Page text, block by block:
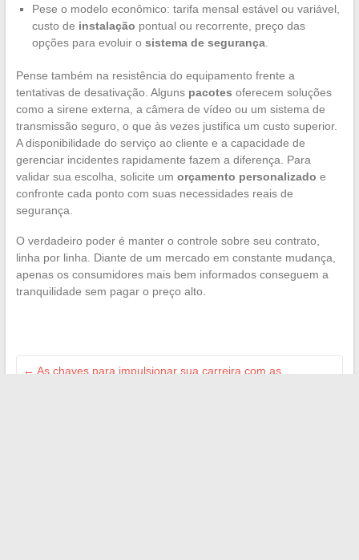
Pese o modelo econômico: tarifa mensal estável ou variável,
custo de instalação pontual ou recorrente, preço das
opções para evoluir o sistema de segurança.
Pense também na resistência do equipamento frente a
tentativas de desativação. Alguns pacotes oferecem soluções
como a sirene externa, a câmera de vídeo ou um sistema de
transmissão seguro, o que às vezes justifica um custo superior.
A disponibilidade do serviço ao cliente e a capacidade de
gerenciar incidentes rapidamente fazem a diferença. Para
validar sua escolha, solicite um orçamento personalizado e
confronte cada ponto com suas necessidades reais de
segurança.
O verdadeiro poder é manter o controle sobre seu contrato,
linha por linha. Diante de um mercado em constante mudança,
apenas os consumidores mais bem informados conseguem a
tranquilidade sem pagar o preço alto.
← As chaves para impulsionar sua carreira com as